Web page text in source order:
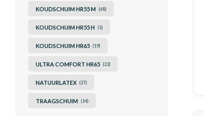
KOUDSCHUIM HR55 M (68)
KOUDSCHUIM HR55 H (1)
KOUDSCHUIM HR65 (19)
ULTRA COMFORT HR65 (22)
NATUURLATEX (27)
TRAAGSCHUIM (14)